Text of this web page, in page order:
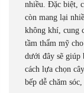
nhiều. Đặc biệt,
còn mang lại
không khí, cung
tầm thẩm mỹ
dưới đây sẽ giúp
cách lựa chọn
bếp dễ chăm